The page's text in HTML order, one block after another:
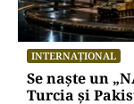
INTERNAȚIONAL
Se naște un
Turcia și